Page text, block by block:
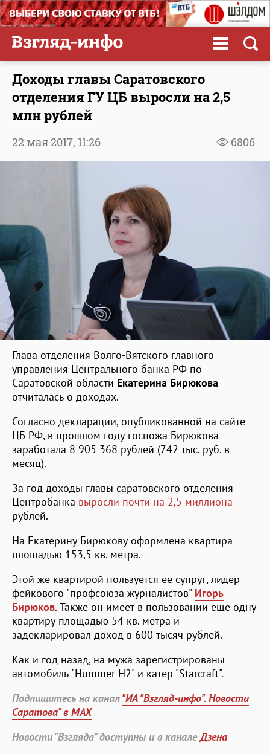
Доходы главы Саратовского
отделения ГУ ЦБ выросли на 2,5
млн рублей
6806
22 мая 2017, 11:26
Глава отделения Волго-Вятского главного
управления Центрального банка РФ по
Саратовской области Екатерина Бирюкова
отчиталась о доходах.
Согласно декларации, опубликованной на сайте
ЦБ РФ, в прошлом году госпожа Бирюкова
заработала 8 905 368 рублей (742 тыс. руб. в
месяц).
За год доходы главы саратовского отделения
Центробанка выросли почти на 2,5 миллиона
рублей.
На Екатерину Бирюкову оформлена квартира
площадью 153,5 кв. метра.
Этой же квартирой пользуется ее супруг, лидер
фейкового "профсоюза журналистов" Игорь
Бирюков. Также он имеет в пользовании еще одну
квартиру площадью 54 кв. метра и
задекларировал доход в 600 тысяч рублей.
Как и год назад, на мужа зарегистрированы
автомобиль "Hummer H2" и катер "Starcraft".
Подпишитесь на канал"ИА "Взгляд-инфо". Новости
Саратова" в MAX
Новости "Взгляда" доступны и в каналеДзена